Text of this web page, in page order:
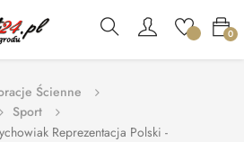
0
Ścienne
Sport
Reprezentacja Polski -